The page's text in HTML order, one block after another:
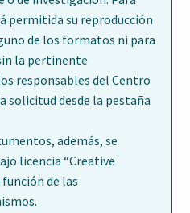
permitida su reproducción
de los formatos ni para
la pertinente
responsables del Centro
solicitud desde la pestaña
además, se
licencia “Creative
de las